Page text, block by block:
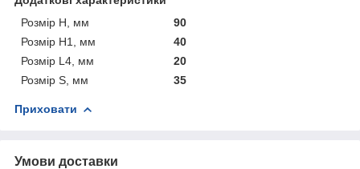
Розмір H, мм
90
Розмір H1, мм
40
Розмір L4, мм
20
Розмір S, мм
35
Приховати
Умови доставки